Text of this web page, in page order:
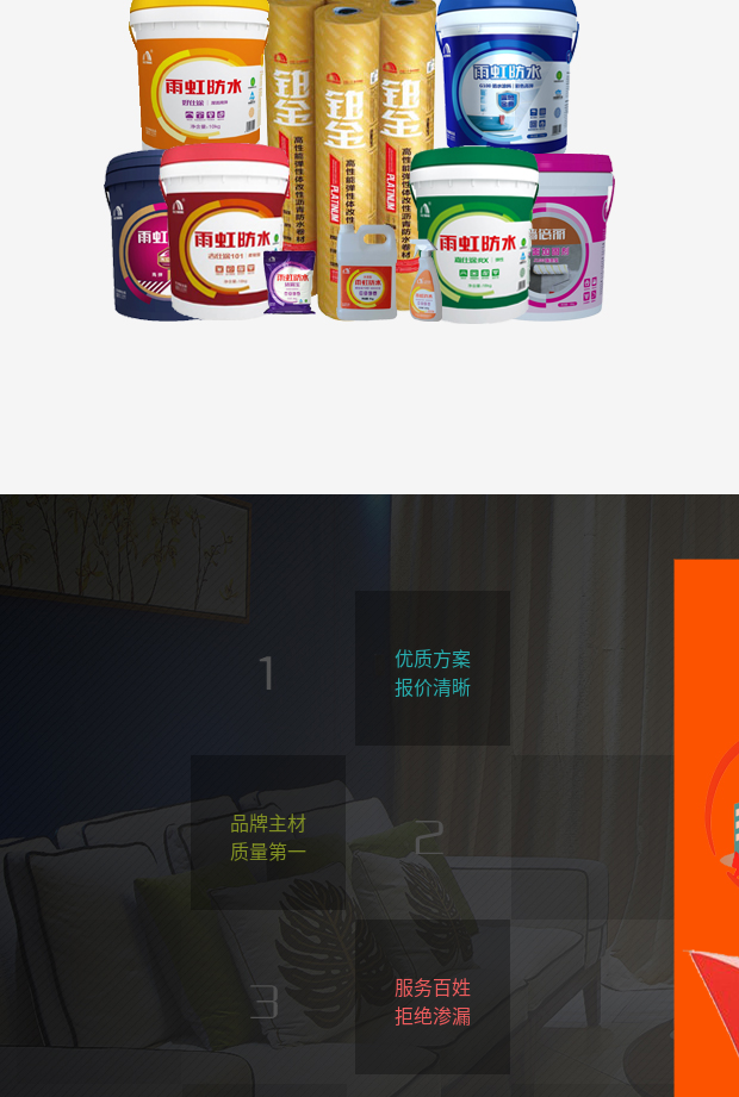
优质方案
报价清晰
品牌主材
质量第一
服务百姓
拒绝渗漏